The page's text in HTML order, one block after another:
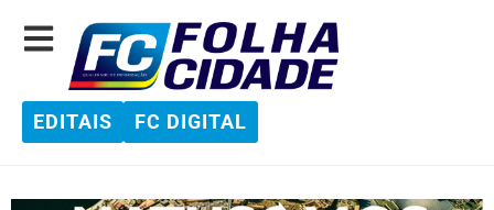
EDITAIS FC DIGITAL